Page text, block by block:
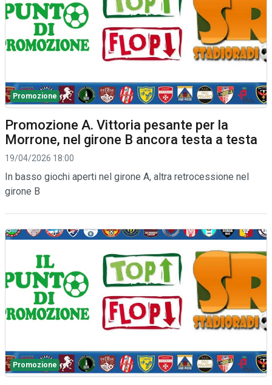
Promozione
Promozione A. Vittoria pesante per la
Morrone, nel girone B ancora testa a testa
19/04/2026 18:00
In basso giochi aperti nel girone A, altra retrocessione nel
girone B
Promozione